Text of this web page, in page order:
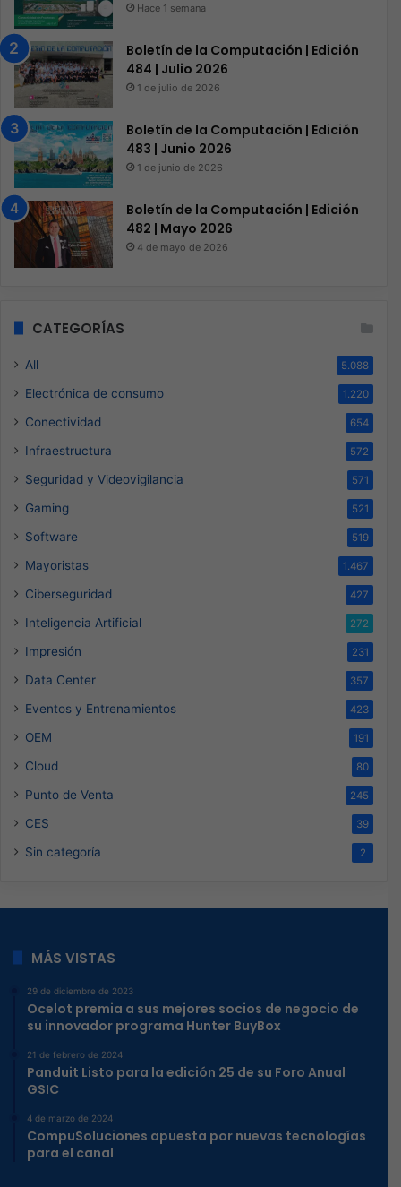
Hace 1 semana
Boletín de la Computación | Edición
484 | Julio 2026
1 de julio de 2026
Boletín de la Computación | Edición
483 | Junio 2026
1 de junio de 2026
Boletín de la Computación | Edición
482 | Mayo 2026
4 de mayo de 2026
CATEGORÍAS
All 5.088
Electrónica de consumo 1.220
Conectividad 654
Infraestructura 572
Seguridad y Videovigilancia 571
Gaming 521
Software 519
Mayoristas 1.467
Ciberseguridad 427
Inteligencia Artificial 272
Impresión 231
Data Center 357
Eventos y Entrenamientos 423
OEM 191
Cloud 80
Punto de Venta 245
CES 39
Sin categoría 2
MÁS VISTAS
29 de diciembre de 2023
Ocelot premia a sus mejores socios de negocio de
su innovador programa Hunter BuyBox
21 de febrero de 2024
Panduit Listo para la edición 25 de su Foro Anual
GSIC
4 de marzo de 2024
CompuSoluciones apuesta por nuevas tecnologías
para el canal